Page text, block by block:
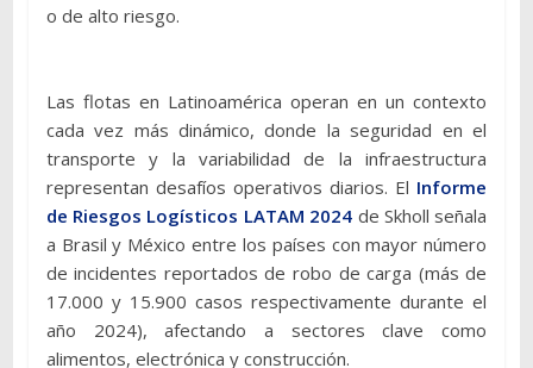
o de alto riesgo.
Las flotas en Latinoamérica operan en un contexto
cada vez más dinámico, donde la seguridad en el
transporte y la variabilidad de la infraestructura
representan desafíos operativos diarios. El Informe
de Riesgos Logísticos LATAM 2024 de Skholl señala
a Brasil y México entre los países con mayor número
de incidentes reportados de robo de carga (más de
17.000 y 15.900 casos respectivamente durante el
año 2024), afectando a sectores clave como
alimentos, electrónica y construcción.